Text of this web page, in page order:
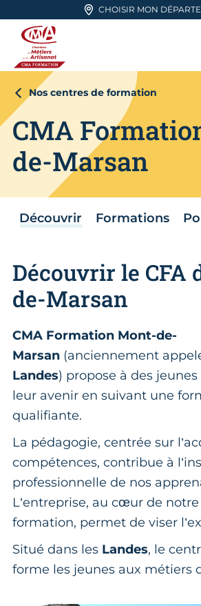
Aller en haut de page
CHOISIR MON
CMA FORMATION
Nos centres de formation
CMA
de-Marsan
Découvrir Formations
Découvrir le CFA
de-Marsan
CMA Formation Mont-de-
Marsan (anciennement
Landes) propose à des
leur avenir en suivant une
qualifiante.
La pédagogie, centrée sur
compétences, contribue à
professionnelle de nos
L’entreprise, au cœur de
formation, permet de viser
Situé dans les Landes, le
forme les jeunes aux métiers